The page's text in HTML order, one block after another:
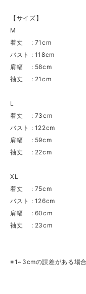
【サイズ】
M
着丈 : 71cm
バスト : 118cm
肩幅 : 58cm
袖丈 : 21cm
L
着丈 : 73cm
バスト : 122cm
肩幅 : 59cm
袖丈 : 22cm
XL
着丈 : 75cm
バスト : 126cm
肩幅 : 60cm
袖丈 : 23cm
※1~3cmの誤差がある場合